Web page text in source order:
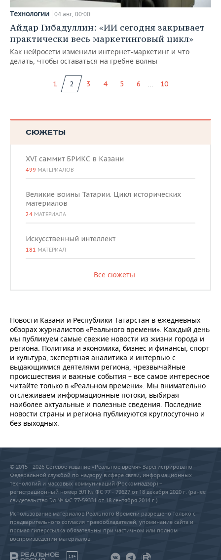
Технологии 04 авг, 00:00
Айдар Гибадуллин: «ИИ сегодня закрывает
практически весь маркетинговый цикл»
Как нейросети изменили интернет-маркетинг и что
делать, чтобы оставаться на гребне волны
1 2 3 4 5 6 ... 10
СЮЖЕТЫ
XVI саммит БРИКС в Казани
499 МАТЕРИАЛОВ
Великие воины Татарии. Цикл исторических
материалов
24 МАТЕРИАЛА
Искусственный интеллект
181 МАТЕРИАЛ
Все сюжеты
Новости Казани и Республики Татарстан в ежедневных
обзорах журналистов «Реального времени». Каждый день
мы публикуем самые свежие новости из жизни города и
региона. Политика и экономика, бизнес и финансы, спорт
и культура, экспертная аналитика и интервью с
выдающимися деятелями региона, чрезвычайные
происшествия и важные события – все самое интересное
читайте только в «Реальном времени». Мы внимательно
отслеживаем информационные потоки, выбирая
наиболее актуальные и полезные сведения. Последние
новости страны и региона публикуются круглосуточно и
без выходных.
© 2015 - 2026 Сетевое издание «Реальное время» Зарегистрировано
Федеральной службой по надзору в сфере связи, информационных
технологий и массовых коммуникаций (Роскомнадзор) –
регистрационный номер ЭЛ № ФС 77 - 79627 от 18 декабря 2020 г. (ранее
свидетельство Эл № ФС 77-59331 от 18 сентября 2014 г.)
Использование материалов Реального Времени разрешено только с
предварительного согласия правообладателей, упоминание сайта и
прямая гиперссылка обязательны при частичном или полном
воспроизведении материалов.
18+